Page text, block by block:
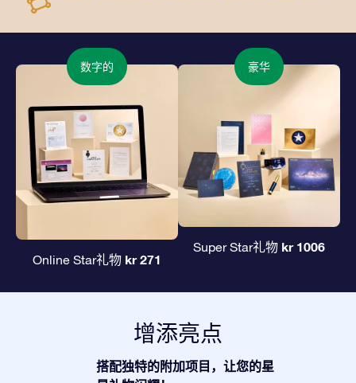
数字的
Online Star礼物 kr 271
豪华
Super Star礼物 kr 1006
增添亮点
搭配独特的附加项目，让您的星